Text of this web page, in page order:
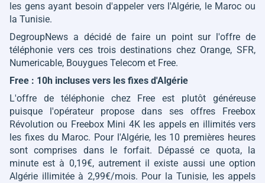
les gens ayant besoin d'appeler vers l'Algérie, le Maroc ou
la Tunisie.
DegroupNews a décidé de faire un point sur l'offre de
téléphonie vers ces trois destinations chez Orange, SFR,
Numericable, Bouygues Telecom et Free.
Free : 10h incluses vers les fixes d'Algérie
L'offre de téléphonie chez Free est plutôt généreuse
puisque l'opérateur propose dans ses offres Freebox
Révolution ou Freebox Mini 4K les appels en illimités vers
les fixes du Maroc. Pour l'Algérie, les 10 premières heures
sont comprises dans le forfait. Dépassé ce quota, la
minute est à 0,19€, autrement il existe aussi une option
Algérie illimitée à 2,99€/mois. Pour la Tunisie, les appels